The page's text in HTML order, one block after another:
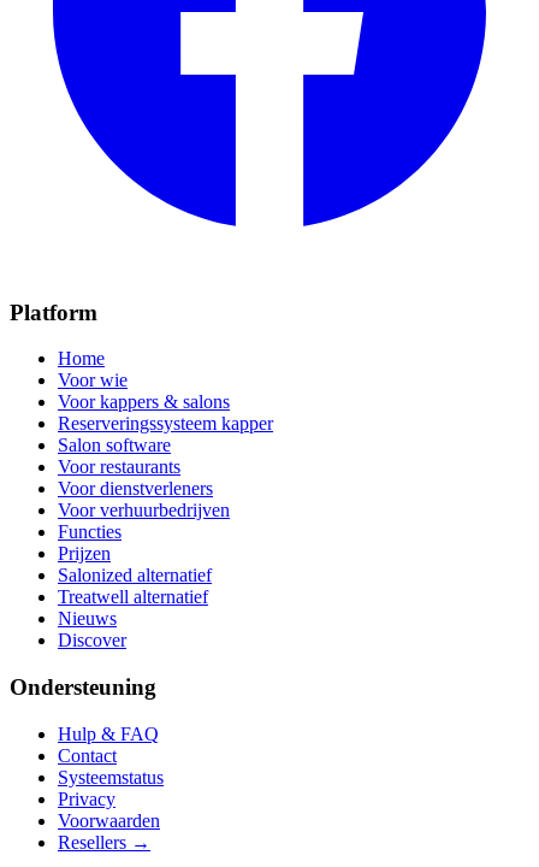
Platform
Home
Voor wie
Voor kappers & salons
Reserveringssysteem kapper
Salon software
Voor restaurants
Voor dienstverleners
Voor verhuurbedrijven
Functies
Prijzen
Salonized alternatief
Treatwell alternatief
Nieuws
Discover
Ondersteuning
Hulp & FAQ
Contact
Systeemstatus
Privacy
Voorwaarden
Resellers →